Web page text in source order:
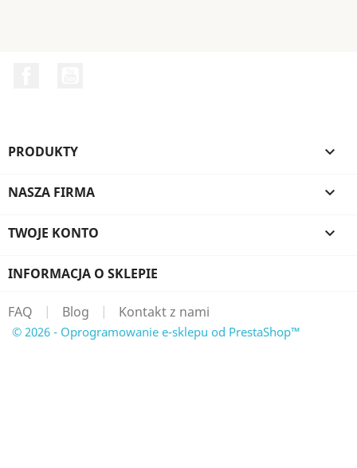
PRODUKTY 
NASZA FIRMA 
TWOJE KONTO 
INFORMACJA O SKLEPIE
FAQ | Blog | Kontakt z nami
© 2026 - Oprogramowanie e-sklepu od PrestaShop™